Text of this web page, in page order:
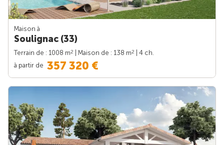
Maison à
Soulignac (33)
Terrain de : 1008 m2 | Maison de : 138 m2
| 4 ch.
à partir de 357 320 €